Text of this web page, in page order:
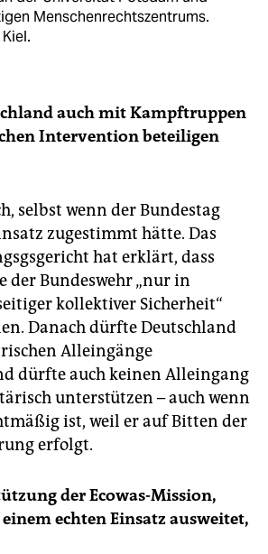
Menschenrechtszentrums.
auch mit Kampftruppen
Intervention beteiligen
selbst wenn der Bundestag
zugestimmt hätte. Das
hat erklärt, dass
der Bundeswehr „nur in
kollektiver Sicherheit“
Danach dürfte Deutschland
Alleingänge
dürfte auch keinen Alleingang
unterstützen – auch wenn
ist, weil er auf Bitten der
erfolgt.
der Ecowas-Mission,
echten Einsatz ausweitet,